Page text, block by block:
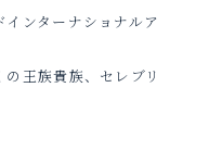
ンターナショナルア
王族貴族、セレブリ